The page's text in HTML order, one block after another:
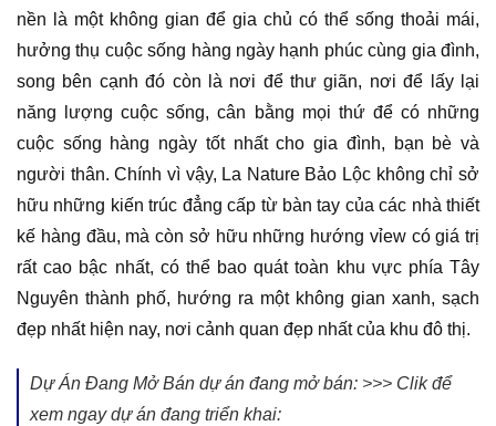
nền là một không gian để gia chủ có thể sống thoải mái,
hưởng thụ cuộc sống hàng ngày hạnh phúc cùng gia đình,
song bên cạnh đó còn là nơi để thư giãn, nơi để lấy lại
năng lượng cuộc sống, cân bằng mọi thứ để có những
cuộc sống hàng ngày tốt nhất cho gia đình, bạn bè và
người thân. Chính vì vậy, La Nature Bảo Lộc không chỉ sở
hữu những kiến trúc đẳng cấp từ bàn tay của các nhà thiết
kế hàng đầu, mà còn sở hữu những hướng vỉew có giá trị
rất cao bậc nhất, có thể bao quát toàn khu vực phía Tây
Nguyên thành phố, hướng ra một không gian xanh, sạch
đẹp nhất hiện nay, nơi cảnh quan đẹp nhất của khu đô thị.
Dự Án Đang Mở Bán dự án đang mở bán: >>> Clik để
xem ngay dự án đang triển khai: